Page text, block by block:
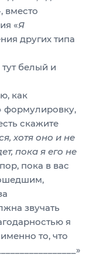
вместо
«Я
других типа
белый и
как
формулировку,
скажите
хотя оно и не
пока я его не
пока в вас
звучать
я
то, что